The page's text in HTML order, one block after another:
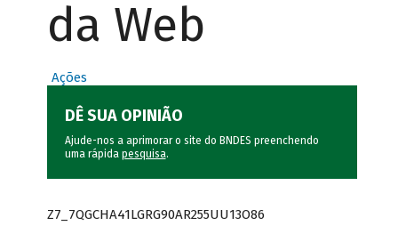
da Web
Ações
DÊ SUA OPINIÃO
Ajude-nos a aprimorar o site do BNDES preenchendo
uma rápida pesquisa.
Z7_7QGCHA41LGRG90AR255UU13O86